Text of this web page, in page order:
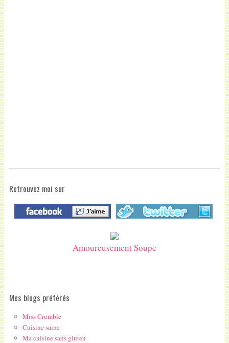
Retrouvez moi sur
Amoureusement Soupe
Mes blogs préférés
Miss Crumble
Cuisine saine
Ma cuisine sans gluten